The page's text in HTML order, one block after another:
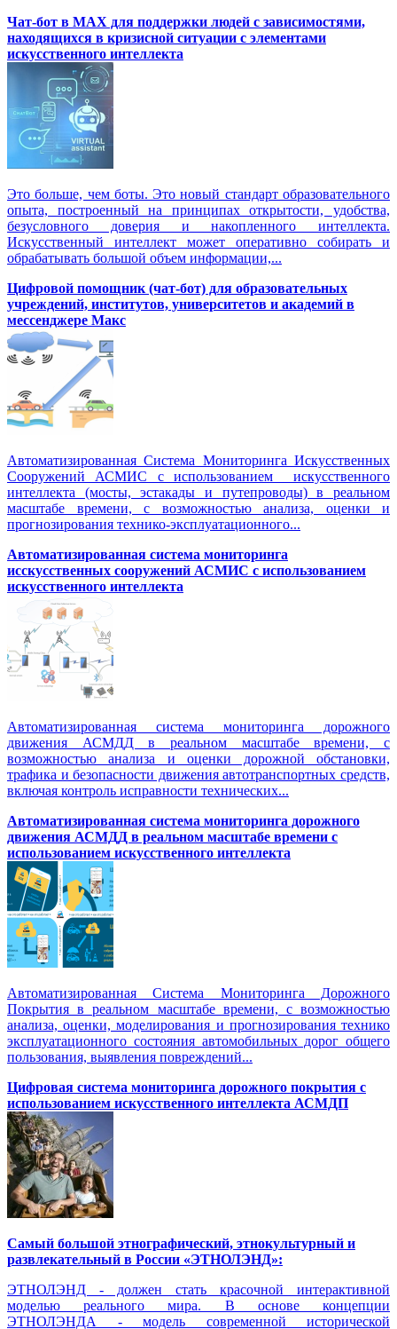
Чат-бот в MAX для поддержки людей с зависимостями,
находящихся в кризисной ситуации с элементами
искусственного интеллекта
Это больше, чем боты. Это новый стандарт образовательного
опыта, построенный на принципах открытости, удобства,
безусловного доверия и накопленного интеллекта.
Искусственный интеллект может оперативно собирать и
обрабатывать большой объем информации,...
Цифровой помощник (чат-бот) для образовательных
учреждений, институтов, университетов и академий в
мессенджере Макс
Автоматизированная Система Мониторинга Искусственных
Сооружений АСМИС с использованием искусственного
интеллекта (мосты, эстакады и путепроводы) в реальном
масштабе времени, с возможностью анализа, оценки и
прогнозирования технико-эксплуатационного...
Автоматизированная система мониторинга
исскусственных сооружений АСМИС с использованием
искусственного интеллекта
Автоматизированная система мониторинга дорожного
движения АСМДД в реальном масштабе времени, с
возможностью анализа и оценки дорожной обстановки,
трафика и безопасности движения автотранспортных средств,
включая контроль исправности технических...
Автоматизированная cистема мониторинга дорожного
движения АСМДД в реальном масштабе времени с
использованием искусственного интеллекта
Автоматизированная Система Мониторинга Дорожного
Покрытия в реальном масштабе времени, с возможностью
анализа, оценки, моделирования и прогнозирования технико
эксплуатационного состояния автомобильных дорог общего
пользования, выявления повреждений...
Цифровая система мониторинга дорожного покрытия с
использованием искусственного интеллекта АСМДП
Самый большой этнографический, этнокультурный и
развлекательный в России «ЭТНОЛЭНД»:
ЭТНОЛЭНД - должен стать красочной интерактивной
моделью реального мира. В основе концепции
ЭТНОЛЭНДА - модель современной исторической